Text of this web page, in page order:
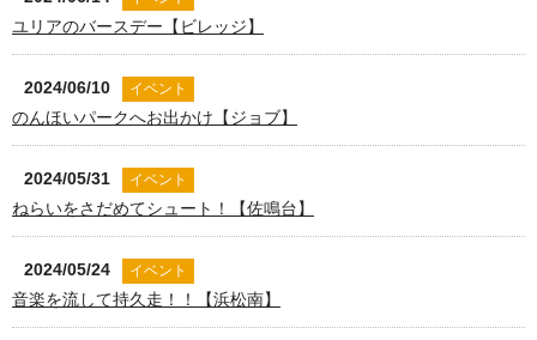
ユリアのバースデー【ビレッジ】
2024/06/10 イベント
のんほいパークへお出かけ【ジョブ】
2024/05/31 イベント
ねらいをさだめてシュート！【佐鳴台】
2024/05/24 イベント
音楽を流して持久走！！【浜松南】